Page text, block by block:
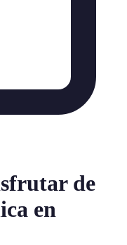
de
en